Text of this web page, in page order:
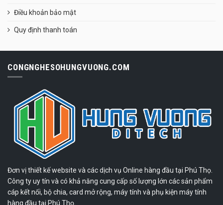
Điều khoản bảo mật
Quy định thanh toán
CONGNGHESOHUNGVUONG.COM
Đơn vị thiết kế website và các dịch vụ Online hàng đầu tại Phú Thọ.
Công ty uy tín và có khả năng cung cấp số lượng lớn các sản phẩm
cáp kết nối, bộ chia, card mở rộng, máy tính và phụ kiện máy tính
hàng đầu tại Phú Thọ.